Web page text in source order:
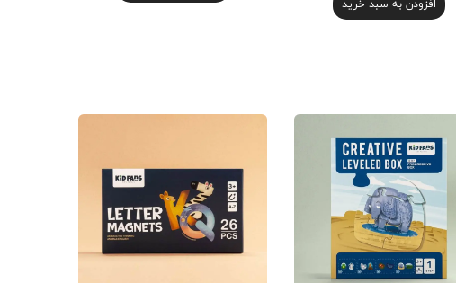
افزودن به سبد خرید